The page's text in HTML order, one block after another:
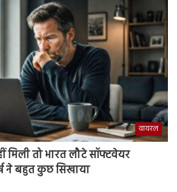
वायरल
मिली तो भारत लौटे सॉफ्टवेयर
ने बहुत कुछ सिखाया